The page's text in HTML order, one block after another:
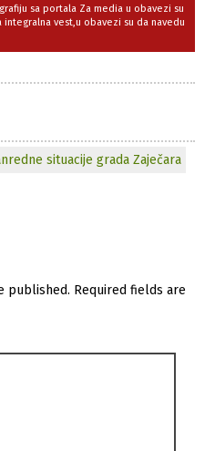
sa portala Za media u obavezi su
vest,u obavezi su da navedu
situacije grada Zaječara
published. Required fields are